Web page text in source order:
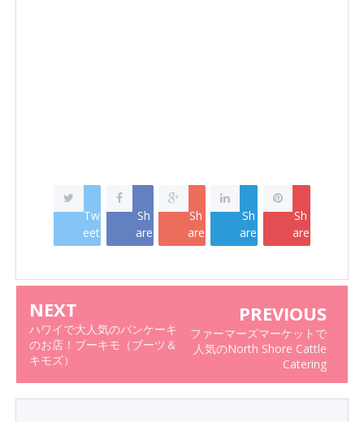
Tw
eet
Sh
are
Sh
are
Sh
are
Sh
are
NEXT
ハワイで大人気のパンケーキ
のお店！ブーキモ（ブーツ＆
キモズ）
PREVIOUS
ファーマーズマーケットで
人気のNorth Shore Cattle
Catering